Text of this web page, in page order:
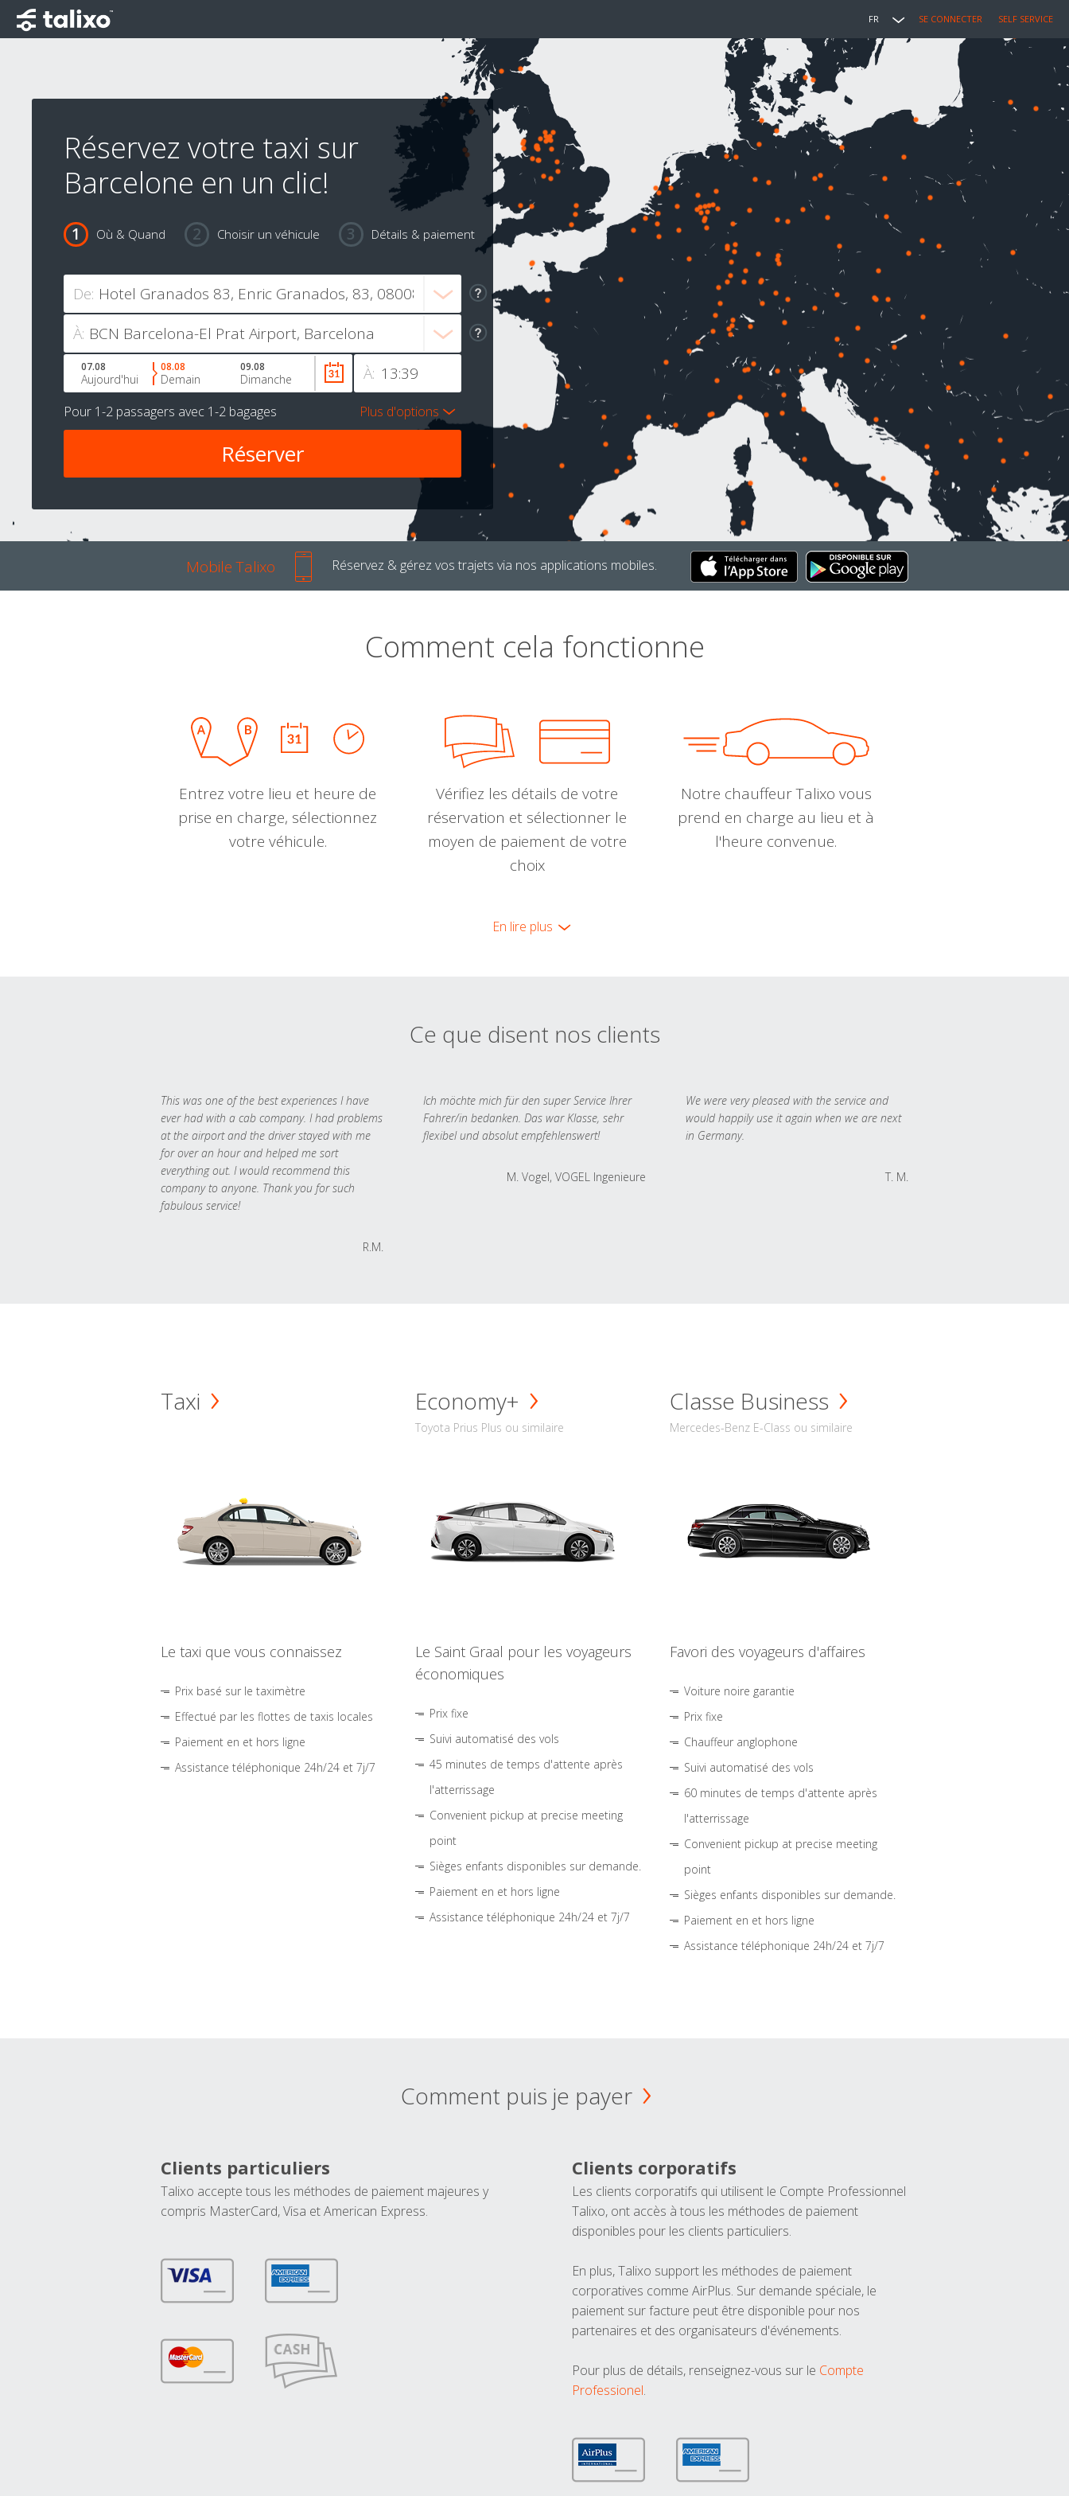
FR SE CONNECTER SELF SERVICE
Réservez votre taxi sur
Barcelone en un clic!
Où & Quand Choisir un véhicule Détails & paiement
De:
À:
À:
07.08
Aujourd'hui
08.08
Demain
09.08
Dimanche
Pour 1-2 passagers avec 1-2 bagages Plus d'options
Mobile Talixo Réservez & gérez vos trajets via nos applications mobiles.
Comment cela fonctionne
Entrez votre lieu et heure de
prise en charge, sélectionnez
votre véhicule.
Vérifiez les détails de votre
réservation et sélectionner le
moyen de paiement de votre
choix
Notre chauffeur Talixo vous
prend en charge au lieu et à
l'heure convenue.
En lire plus
Ce que disent nos clients
This was one of the best experiences I have
ever had with a cab company. I had problems
at the airport and the driver stayed with me
for over an hour and helped me sort
everything out. I would recommend this
company to anyone. Thank you for such
fabulous service!
R.M.
Ich möchte mich für den super Service Ihrer
Fahrer/in bedanken. Das war Klasse, sehr
flexibel und absolut empfehlenswert!
M. Vogel, VOGEL Ingenieure
We were very pleased with the service and
would happily use it again when we are next
in Germany.
T. M.
Taxi
Le taxi que vous connaissez
Prix basé sur le taximètre
Effectué par les flottes de taxis locales
Paiement en et hors ligne
Assistance téléphonique 24h/24 et 7j/7
Economy+
Toyota Prius Plus ou similaire
Le Saint Graal pour les voyageurs
économiques
Prix fixe
Suivi automatisé des vols
45 minutes de temps d'attente après
l'atterrissage
Convenient pickup at precise meeting
point
Sièges enfants disponibles sur demande.
Paiement en et hors ligne
Assistance téléphonique 24h/24 et 7j/7
Classe Business
Mercedes-Benz E-Class ou similaire
Favori des voyageurs d'affaires
Voiture noire garantie
Prix fixe
Chauffeur anglophone
Suivi automatisé des vols
60 minutes de temps d'attente après
l'atterrissage
Convenient pickup at precise meeting
point
Sièges enfants disponibles sur demande.
Paiement en et hors ligne
Assistance téléphonique 24h/24 et 7j/7
Comment puis je payer
Clients particuliers
Talixo accepte tous les méthodes de paiement majeures y
compris MasterCard, Visa et American Express.
Clients corporatifs
Les clients corporatifs qui utilisent le Compte Professionnel
Talixo, ont accès à tous les méthodes de paiement
disponibles pour les clients particuliers.
En plus, Talixo support les méthodes de paiement
corporatives comme AirPlus. Sur demande spéciale, le
paiement sur facture peut être disponible pour nos
partenaires et des organisateurs d'événements.
Pour plus de détails, renseignez-vous sur le Compte
Professionel.